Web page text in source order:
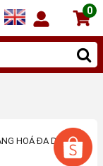
0
HOÁ ĐA DẠNG